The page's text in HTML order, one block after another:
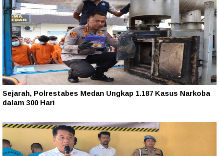
Sejarah, Polrestabes Medan Ungkap 1.187 Kasus Narkoba
dalam 300 Hari